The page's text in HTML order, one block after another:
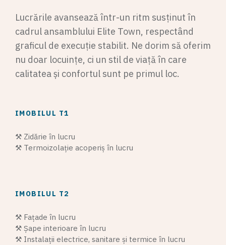
Lucrările avansează într-un ritm susținut în
cadrul ansamblului Elite Town, respectând
graficul de execuție stabilit. Ne dorim să oferim
nu doar locuințe, ci un stil de viață în care
calitatea și confortul sunt pe primul loc.
IMOBILUL T1
⚒️ Zidărie în lucru
⚒️ Termoizolație acoperiș în lucru
IMOBILUL T2
⚒️ Fațade în lucru
⚒️ Șape interioare în lucru
⚒️ Instalații electrice, sanitare și termice în lucru